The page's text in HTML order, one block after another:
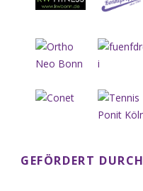
GEFÖRDERT DURCH